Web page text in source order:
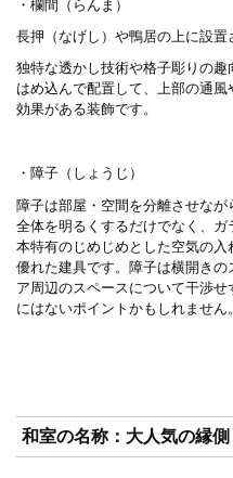
・欄間（らんま）
長押（なげし）や鴨居の上に設置
独特な透かし技術や格子彫りの
はめ込んで配置して、上部の通
効果がある装飾です。
・障子（しょうじ）
障子は部屋・空間を分離させな
全体を明るくするだけでなく、
本特有のじめじめとした空気の
優れた建具です。障子は横開き
ア周辺のスペースについて干渉
にはないポイントかもしれません。
和室の名称：大人気の縁側